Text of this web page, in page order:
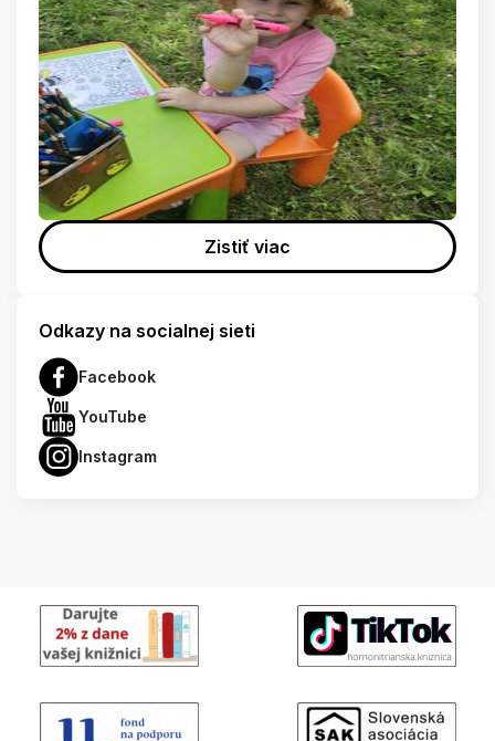
Zistiť viac
Odkazy na socialnej sieti
Facebook
YouTube
Instagram